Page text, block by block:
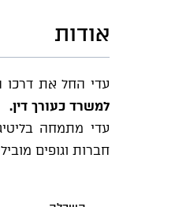
אודות
עדי החל את דרכו
למשרד כעורך דין.
עדי מתמחה
חברות וגופים